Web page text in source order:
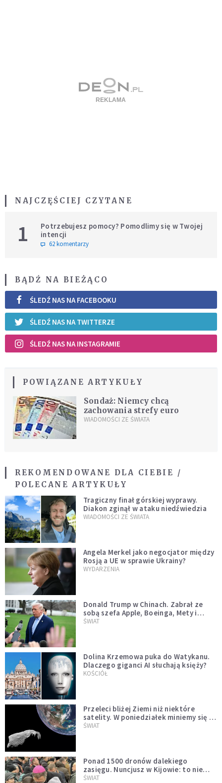
NAJCZĘŚCIEJ CZYTANE
1
Potrzebujesz pomocy? Pomodlimy się w Twojej
intencji
62 komentarzy
BĄDŹ NA BIEŻĄCO
ŚLEDŹ NAS NA FACEBOOKU
ŚLEDŹ NAS NA TWITTERZE
ŚLEDŹ NAS NA INSTAGRAMIE
POWIĄZANE ARTYKUŁY
Sondaż: Niemcy chcą
zachowania strefy euro
WIADOMOŚCI ZE ŚWIATA
REKOMENDOWANE DLA CIEBIE /
POLECANE ARTYKUŁY
Tragiczny finał górskiej wyprawy.
Diakon zginął w ataku niedźwiedzia
WIADOMOŚCI ZE ŚWIATA
Angela Merkel jako negocjator między
Rosją a UE w sprawie Ukrainy?
WYDARZENIA
Donald Trump w Chinach. Zabrał ze
sobą szefa Apple, Boeinga, Mety i
Muska
ŚWIAT
Dolina Krzemowa puka do Watykanu.
Dlaczego giganci AI słuchają księży?
KOŚCIÓŁ
Przeleci bliżej Ziemi niż niektóre
satelity. W poniedziałek miniemy się z
asteroidą, która poprzedzi znacznie
ŚWIAT
Ponad 1500 dronów dalekiego
zasięgu. Nuncjusz w Kijowie: to nie
wygląda na wolę zakończenia wojny
ŚWIAT